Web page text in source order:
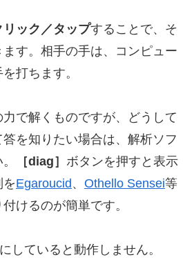
ック／タップすることで、そ
す。相手の手は、コンピュー
打ちます。
力で解くものですが、どうして
を知りたい場合は、解析ソフ
［diag］ ボタンを押すと表示
Egaroucid、 Othello Sensei等
けるのが簡単です。
していると動作しません。